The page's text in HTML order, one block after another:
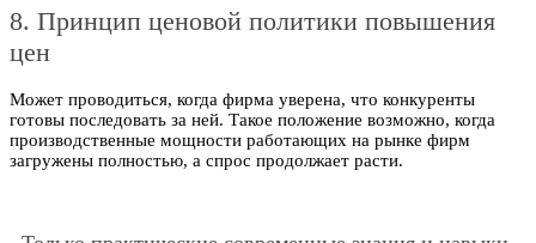
8. Принцип ценовой политики повышения
цен
Может проводиться, когда фирма уверена, что конкуренты
готовы последовать за ней. Такое положение возможно, когда
производственные мощности работающих на рынке фирм
загружены полностью, а спрос продолжает расти.